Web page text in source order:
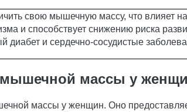
свою мышечную массу, что влияет
и способствует снижению риска
диабет и сердечно-сосудистые
мышечной массы у
массы у женщин. Оно